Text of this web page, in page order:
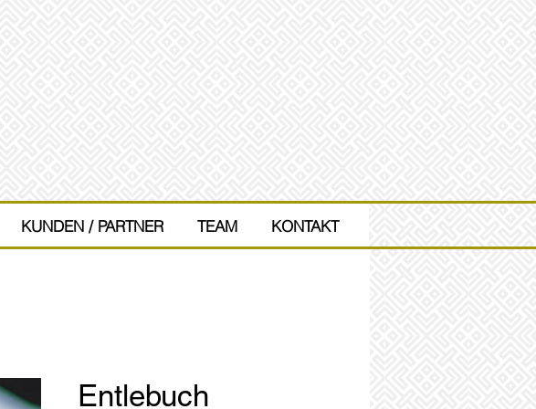
SHOP KUNDEN / PARTNER More
KUNDEN / PARTNER TEAM KONTAKT
Entlebuch